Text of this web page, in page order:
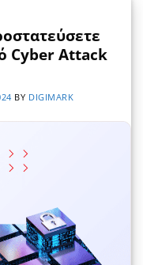
Cyber Attack
BY DIGIMARK